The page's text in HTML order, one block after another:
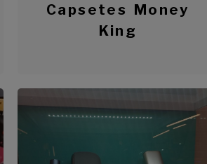
Capsetes Money
King